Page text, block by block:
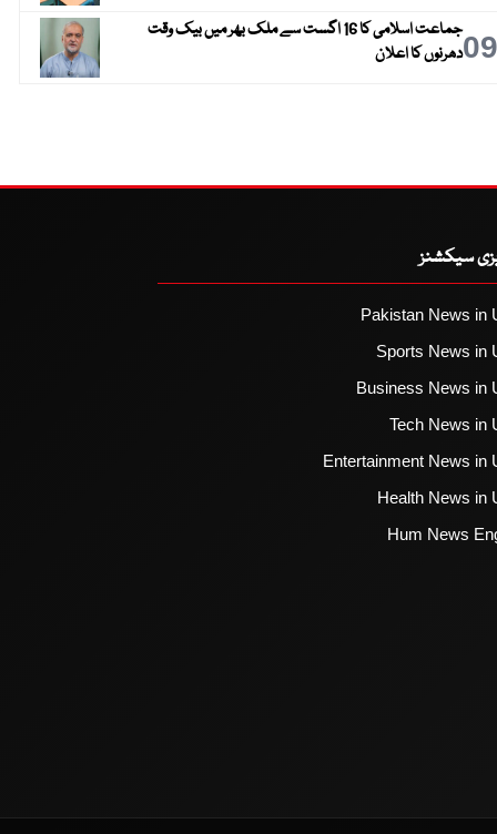
09
جماعت اسلامی کا 16 اگست سے ملک بھر میں بیک وقت
دھرنوں کا اعلان
سیکشنز
Pakistan News in
Sports News in
Business News in
Tech News in
Entertainment News in
Health News in
Hum News